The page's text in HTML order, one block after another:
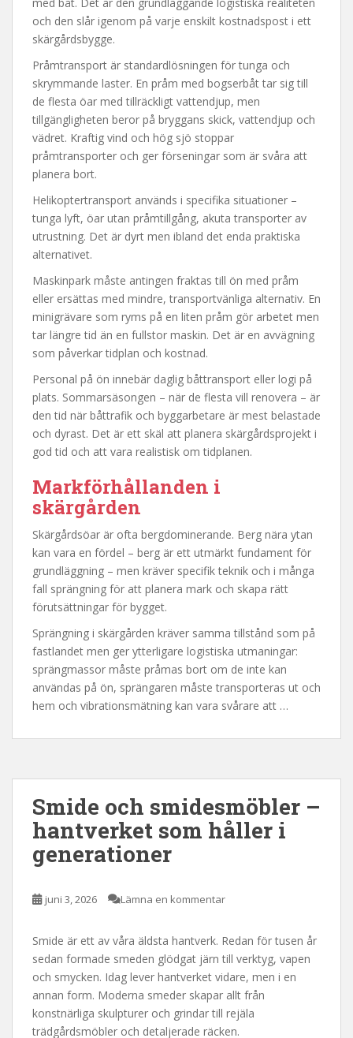
och den slår igenom på varje enskilt kostnadspost i ett
skärgårdsbygge.
Pråmtransport är standardlösningen för tunga och
skrymmande laster. En pråm med bogserbåt tar sig till
de flesta öar med tillräckligt vattendjup, men
tillgängligheten beror på bryggans skick, vattendjup och
vädret. Kraftig vind och hög sjö stoppar
pråmtransporter och ger förseningar som är svåra att
planera bort.
Helikoptertransport används i specifika situationer –
tunga lyft, öar utan pråmtillgång, akuta transporter av
utrustning. Det är dyrt men ibland det enda praktiska
alternativet.
Maskinpark måste antingen fraktas till ön med pråm
eller ersättas med mindre, transportvänliga alternativ. En
minigrävare som ryms på en liten pråm gör arbetet men
tar längre tid än en fullstor maskin. Det är en avvägning
som påverkar tidplan och kostnad.
Personal på ön innebär daglig båttransport eller logi på
plats. Sommarsäsongen – när de flesta vill renovera – är
den tid när båttrafik och byggarbetare är mest belastade
och dyrast. Det är ett skäl att planera skärgårdsprojekt i
god tid och att vara realistisk om tidplanen.
Markförhållanden i
skärgården
Skärgårdsöar är ofta bergdominerande. Berg nära ytan
kan vara en fördel – berg är ett utmärkt fundament för
grundläggning – men kräver specifik teknik och i många
fall sprängning för att planera mark och skapa rätt
förutsättningar för bygget.
Sprängning i skärgården kräver samma tillstånd som på
fastlandet men ger ytterligare logistiska utmaningar:
sprängmassor måste pråmas bort om de inte kan
användas på ön, sprängaren måste transporteras ut och
hem och vibrationsmätning kan vara svårare att …
Smide och smidesmöbler –
hantverket som håller i
generationer
juni 3, 2026 Lämna en kommentar
Smide är ett av våra äldsta hantverk. Redan för tusen år
sedan formade smeden glödgat järn till verktyg, vapen
och smycken. Idag lever hantverket vidare, men i en
annan form. Moderna smeder skapar allt från
konstnärliga skulpturer och grindar till rejäla
trädgårdsmöbler och detaljerade räcken.